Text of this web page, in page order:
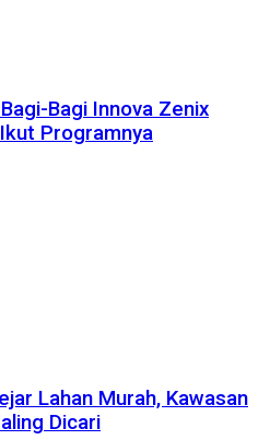
Bagi Innova Zenix
Programnya
Lahan Murah, Kawasan
Dicari